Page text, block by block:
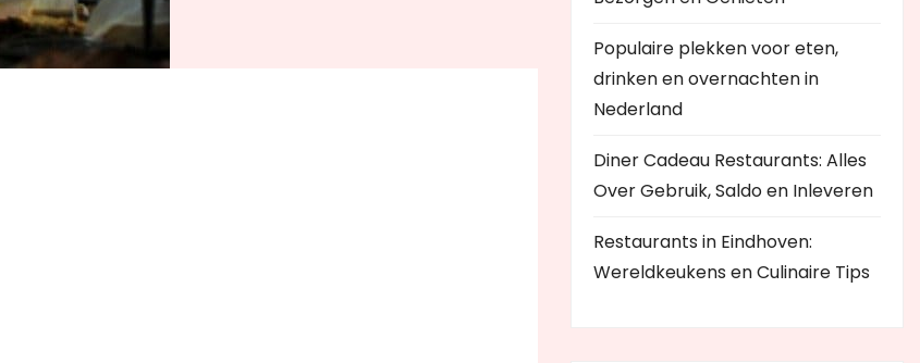
Populaire plekken voor eten,
drinken en overnachten in
Nederland
Diner Cadeau Restaurants: Alles
Over Gebruik, Saldo en Inleveren
Restaurants in Eindhoven:
Wereldkeukens en Culinaire Tips